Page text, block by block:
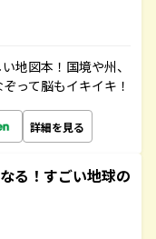
地図本！国境や州、
って脳もイキイキ！
詳細を見る
る！すごい地球の